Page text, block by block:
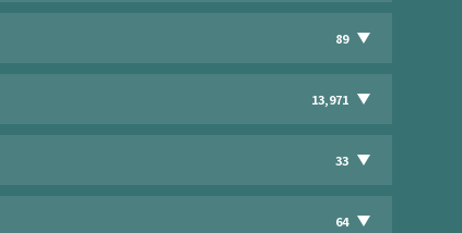
89
13,971
33
64